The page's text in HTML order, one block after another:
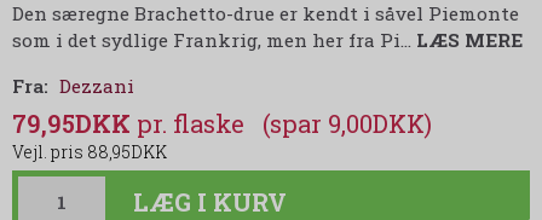
Den særegne Brachetto-drue er kendt i såvel Piemonte
som i det sydlige Frankrig, men her fra Pi… LÆS MERE
Fra: Dezzani
79,95DKK
88,95DKK
(spar 9,00DKK)
LÆG I KURV